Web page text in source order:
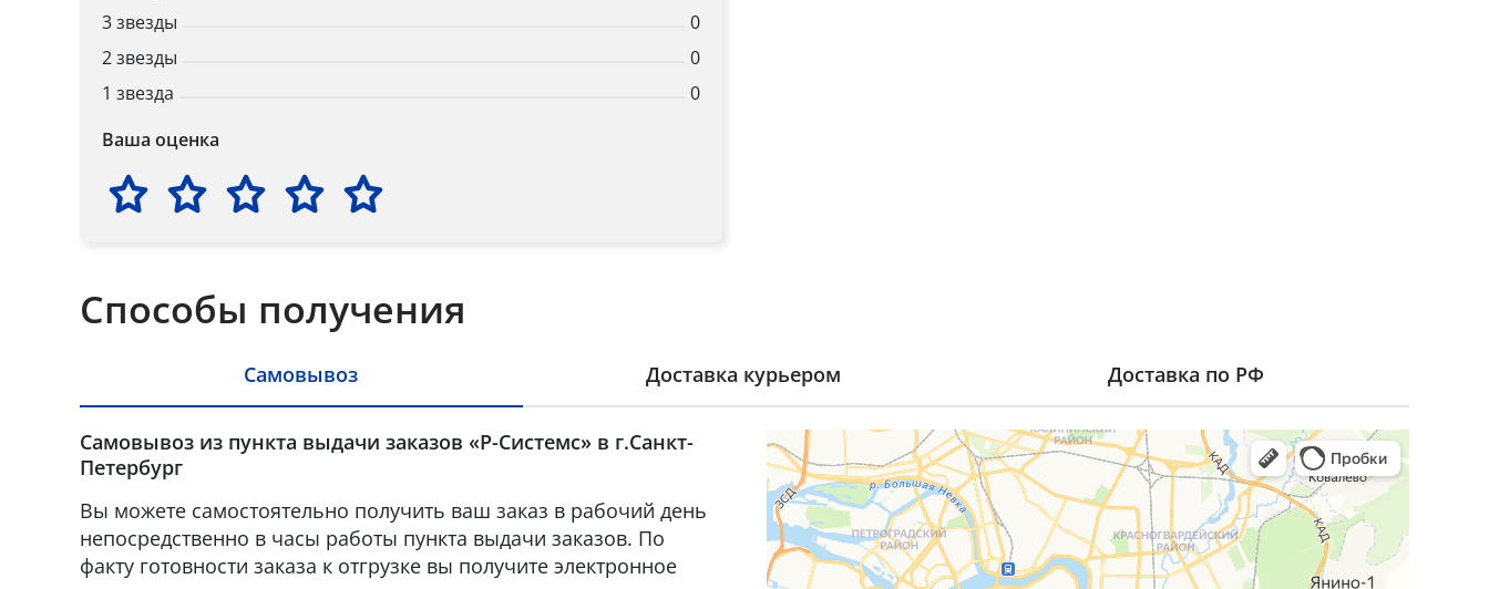
3 звезды
0
2 звезды
0
1 звезда
0
Ваша оценка
Способы получения
Самовывоз Доставка курьером Доставка по РФ
Самовывоз из пункта выдачи заказов «Р-Системс» в г.Санкт-
Петербург
Вы можете самостоятельно получить ваш заказ в рабочий день
непосредственно в часы работы пункта выдачи заказов. По
факту готовности заказа к отгрузке вы получите электронное